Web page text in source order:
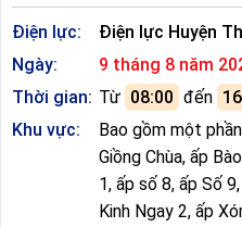
Điện lực:
Điện lực Huyện
Ngày:
9 tháng 8 năm
Thời gian: Từ 08:00 đến
Khu vực:
Bao gồm một
Giồng Chùa, ấp
1, ấp số 8, ấp Số
Kinh Ngay 2, ấp